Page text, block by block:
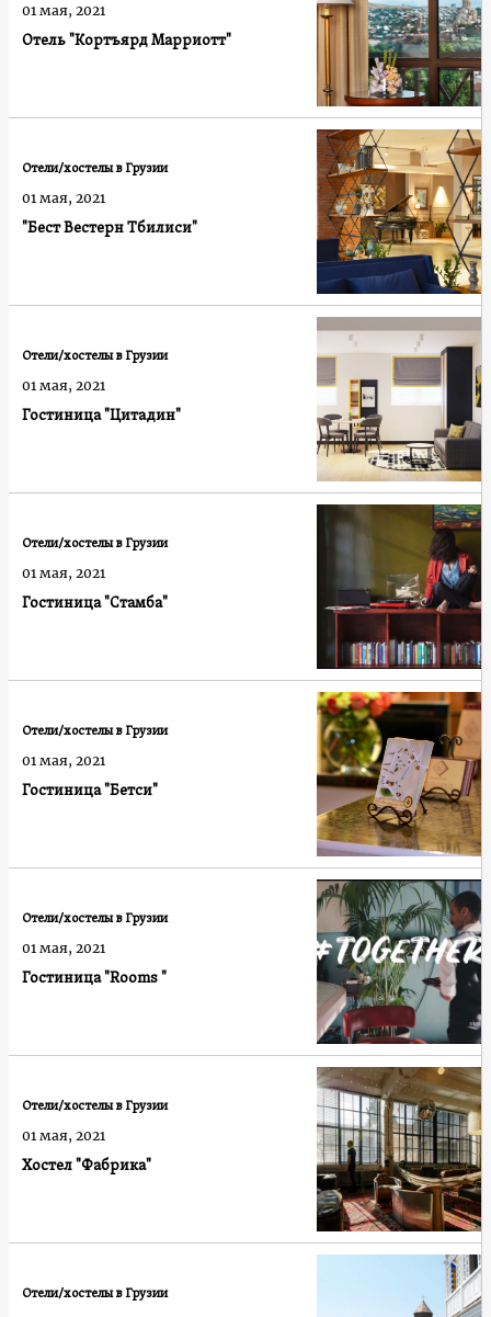
Отель "Кортъярд Марриотт"
01 мая, 2021
"Бест Вестерн Тбилиси"
Отели/хостелы в Грузии
01 мая, 2021
Гостиница "Цитадин"
Отели/хостелы в Грузии
01 мая, 2021
Гостиница "Стамба"
Отели/хостелы в Грузии
01 мая, 2021
Гостиница "Бетси"
Отели/хостелы в Грузии
01 мая, 2021
Гостиница "Rooms "
Отели/хостелы в Грузии
01 мая, 2021
Хостел "Фабрика"
Отели/хостелы в Грузии
01 мая, 2021
Отели/хостелы в Грузии